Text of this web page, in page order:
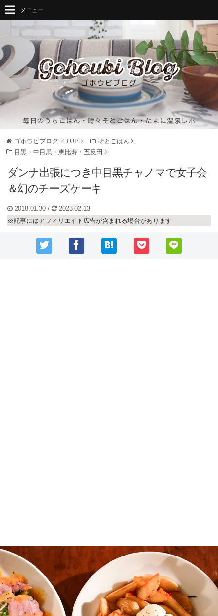
メニュー
ゴホウビブログ 2TOP
そとごはん
目黒・中目黒・恵比寿・五反田
ダンナ出張につき中目黒チャノマで女子会
＆幻のチーズケーキ
2018.01.30 /
2023.02.13
※記事にはアフィリエイト広告が含まれる場合があります